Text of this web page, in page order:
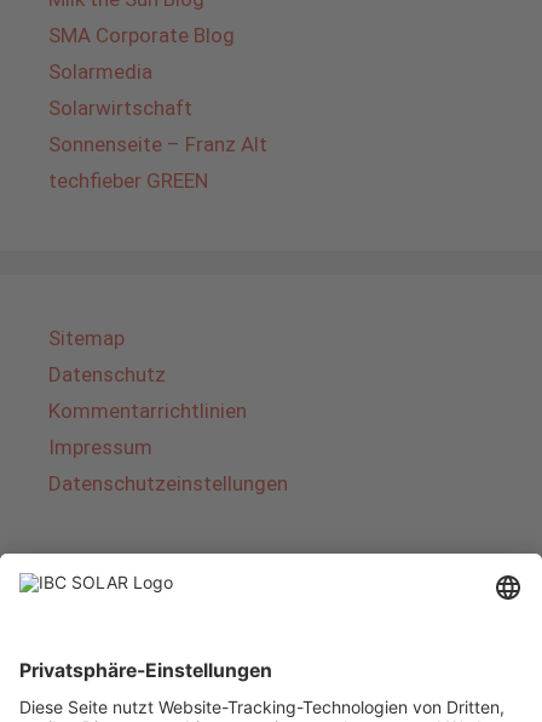
SMA Corporate Blog
Solarmedia
Solarwirtschaft
Sonnenseite – Franz Alt
techfieber GREEN
Sitemap
Datenschutz
Kommentarrichtlinien
Impressum
Datenschutzeinstellungen
Über IBC SOLAR
von Energielösungen und Dienstleistungen im
Bereich Photovoltaik und Speicher. Das